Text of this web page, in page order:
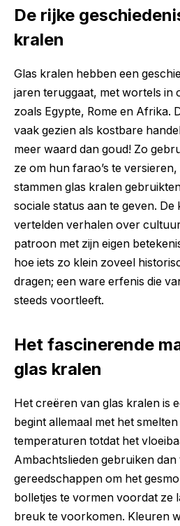
De rijke
kralen
Glas kralen hebben een
jaren teruggaat, met wortels in
zoals Egypte, Rome en Afrika.
vaak gezien als kostbare
meer waard dan goud! Zo
ze om hun farao’s te
stammen glas kralen
sociale status aan te geven.
vertelden verhalen over
patroon met zijn eigen
hoe iets zo klein zoveel
dragen; een ware erfenis die
steeds voortleeft.
Het fascinerende
glas kralen
Het creëren van glas kralen is
begint allemaal met het
temperaturen totdat het
Ambachtslieden gebruiken dan
gereedschappen om het
bolletjes te vormen voordat ze
breuk te voorkomen. Kleuren